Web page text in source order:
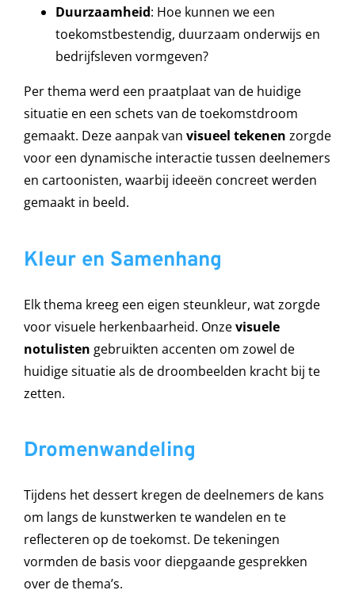
Duurzaamheid: Hoe kunnen we een
toekomstbestendig, duurzaam onderwijs en
bedrijfsleven vormgeven?
Per thema werd een praatplaat van de huidige
situatie en een schets van de toekomstdroom
gemaakt. Deze aanpak van visueel tekenen zorgde
voor een dynamische interactie tussen deelnemers
en cartoonisten, waarbij ideeën concreet werden
gemaakt in beeld.
Kleur en Samenhang
Elk thema kreeg een eigen steunkleur, wat zorgde
voor visuele herkenbaarheid. Onzevisuele
notulisten gebruikten accenten om zowel de
huidige situatie als de droombeelden kracht bij te
zetten.
Dromenwandeling
Tijdens het dessert kregen de deelnemers de kans
om langs de kunstwerken te wandelen en te
reflecteren op de toekomst. De tekeningen
vormden de basis voor diepgaande gesprekken
over de thema’s.